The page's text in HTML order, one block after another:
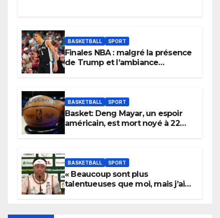
BASKETBALL SPORT
Finales NBA : malgré la présence
de Trump et l’ambiance
BASKETBALL SPORT
Basket: Deng Mayar, un espoir
américain, est mort noyé à 22
BASKETBALL SPORT
« Beaucoup sont plus
talentueuses que moi, mais j’ai